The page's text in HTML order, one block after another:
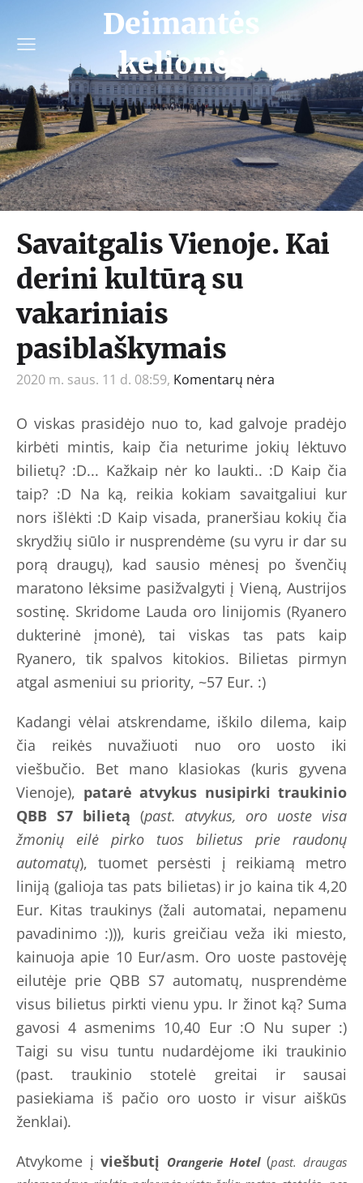
Deimantės
kelionės
Savaitgalis Vienoje. Kai
derini kultūrą su
vakariniais
pasiblaškymais
2020 m. saus. 11 d. 08:59, Komentarų nėra
O viskas prasidėjo nuo to, kad galvoje pradėjo
kirbėti mintis, kaip čia neturime jokių lėktuvo
bilietų? :D... Kažkaip nėr ko laukti.. :D Kaip čia
taip? :D Na ką, reikia kokiam savaitgaliui kur
nors išlėkti :D Kaip visada, praneršiau kokių čia
skrydžių siūlo ir nusprendėme (su vyru ir dar su
porą draugų), kad sausio mėnesį po švenčių
maratono lėksime pasižvalgyti į Vieną, Austrijos
sostinę. Skridome Lauda oro linijomis (Ryanero
dukterinė įmonė), tai viskas tas pats kaip
Ryanero, tik spalvos kitokios. Bilietas pirmyn
atgal asmeniui su priority, ~57 Eur. :)
Kadangi vėlai atskrendame, iškilo dilema, kaip
čia reikės nuvažiuoti nuo oro uosto iki
viešbučio. Bet mano klasiokas (kuris gyvena
Vienoje), patarė atvykus nusipirki traukinio
QBB S7 bilietą (past. atvykus, oro uoste visa
žmonių eilė pirko tuos bilietus prie raudonų
automatų), tuomet persėsti į reikiamą metro
liniją (galioja tas pats bilietas) ir jo kaina tik 4,20
Eur. Kitas traukinys (žali automatai, nepamenu
pavadinimo :))), kuris greičiau veža iki miesto,
kainuoja apie 10 Eur/asm. Oro uoste pastovėję
eilutėje prie QBB S7 automatų, nusprendėme
visus bilietus pirkti vienu ypu. Ir žinot ką? Suma
gavosi 4 asmenims 10,40 Eur :O Nu super :)
Taigi su visu tuntu nudardėjome iki traukinio
(past. traukinio stotelė greitai ir sausai
pasiekiama iš pačio oro uosto ir visur aiškūs
ženklai).
Atvykome į viešbutį Orangerie Hotel (past. draugas